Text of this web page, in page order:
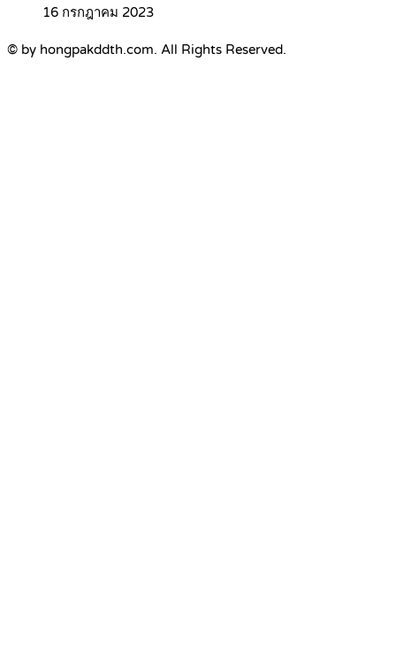
16 กรกฎาคม 2023
© by hongpakddth.com. All Rights Reserved.